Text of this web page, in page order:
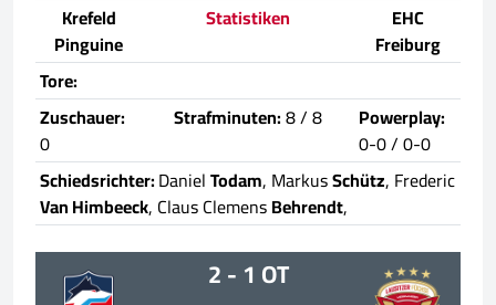
Krefeld
Pinguine
Statistiken
EHC
Freiburg
Tore:
Zuschauer:
0
Strafminuten:8 / 8
Powerplay:
0-0 / 0-0
Schiedsrichter:DanielTodam, MarkusSchütz, Frederic
Van Himbeeck, Claus ClemensBehrendt,
2 - 1 OT